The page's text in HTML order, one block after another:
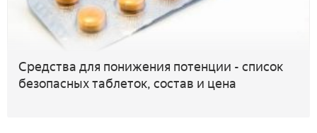
Средства для понижения потенции - список
безопасных таблеток, состав и цена